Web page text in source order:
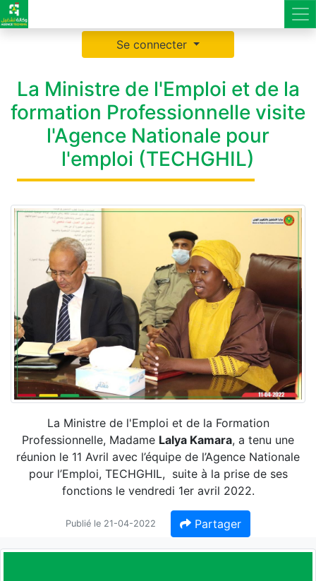
Se connecter
La Ministre de l'Emploi et de la
formation Professionnelle visite
l'Agence Nationale pour
l'emploi (TECHGHIL)
La Ministre de l'Emploi et de la Formation
Professionnelle, Madame Lalya Kamara, a tenu une
réunion le 11 Avril avec l’équipe de l’Agence Nationale
pour l’Emploi, TECHGHIL, suite à la prise de ses
fonctions le vendredi 1er avril 2022.
Publié le 21-04-2022 Partager